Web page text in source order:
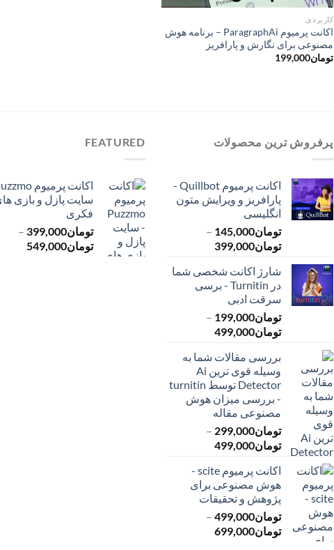
کاربردی
اکانت پرمیوم ParagraphAi – برنامه هوش
مصنوعی برای نگارش و پارافریز
تومان199,000
پرفروش ترین محصولات
اکانت پرمیوم Quillbot -
پارافریز و ویرایش متون
انگلیسی
تومان145,000
–
تومان399,000
تومان145,000
تا
شارژ اکانت شخصی شما
در Turnitin - برسی
سرقت ادبی
تومان199,000
–
تومان499,000محدوده
تومان199,000
تا
تومان499,000
بررسی مقالات شما به
وسیله قوی ترین Ai
Detector توسط turnitin
- بررسی میزان هوش
مصنوعی مقاله
تومان299,000
–
تومان499,000محدوده
تا
تومان499,000
اکانت پرمیوم scite -
هوش مصنوعی برای
پژوهش و تحقیقات
تومان499,000
–
تومان699,000محدوده
FEATURED
سایت پازل و بازی
فکری
تومان399,000
–
تومان549,000